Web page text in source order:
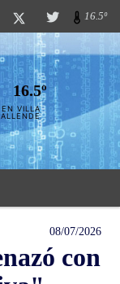
16.5º
16.5º
VILLA
ALLENDE
08/07/2026
con